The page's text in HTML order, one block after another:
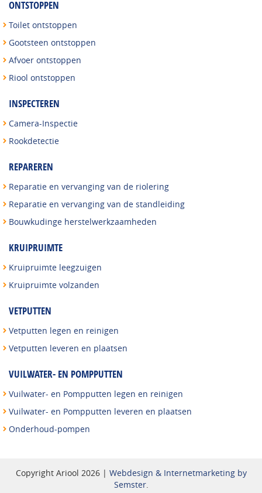
ONTSTOPPEN
Toilet ontstoppen
Gootsteen ontstoppen
Afvoer ontstoppen
Riool ontstoppen
INSPECTEREN
Camera-Inspectie
Rookdetectie
REPAREREN
Reparatie en vervanging van de riolering
Reparatie en vervanging van de standleiding
Bouwkudinge herstelwerkzaamheden
KRUIPRUIMTE
Kruipruimte leegzuigen
Kruipruimte volzanden
VETPUTTEN
Vetputten legen en reinigen
Vetputten leveren en plaatsen
VUILWATER- EN POMPPUTTEN
Vuilwater- en Pompputten legen en reinigen
Vuilwater- en Pompputten leveren en plaatsen
Onderhoud-pompen
Copyright Ariool 2026 | Webdesign & Internetmarketing by
Semster.